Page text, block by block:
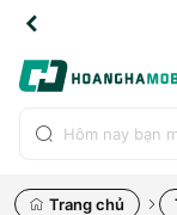
Trang chủ